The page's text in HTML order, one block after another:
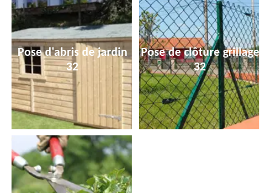
Pose d'abris de jardin
32
Pose de clôture grillage
32